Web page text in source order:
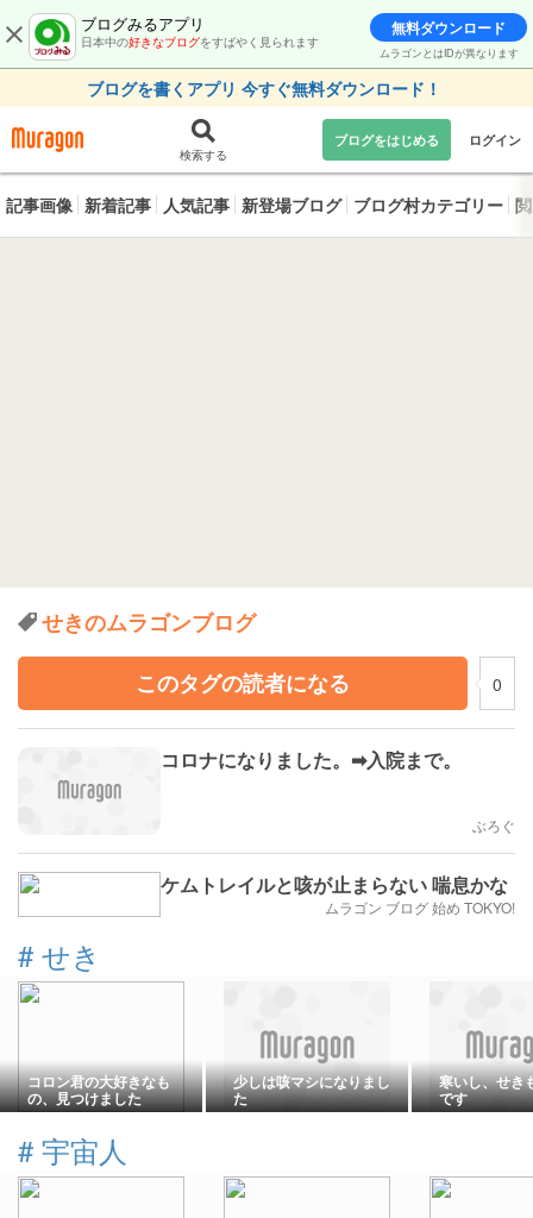
ブログみるアプリ
日本中の好きなブログをすばやく見られます
無料ダウンロード
ムラゴンとはIDが異なります
ブログを書くアプリ 今すぐ無料ダウンロード！
検索する
ブログをはじめる ログイン
記事画像 新着記事 人気記事 新登場ブログ ブログ村カテゴリー
せきのムラゴンブログ
このタグの読者になる
0
コロナになりました。➡入院まで。
ぶろぐ
ケムトレイルと咳が止まらない 喘息かな
ムラゴン ブログ 始め TOKYO!
# せき
コロン君の大好きなも
の、見つけました
少しは咳マシになりまし
た
寒いし、せき
です
# 宇宙人